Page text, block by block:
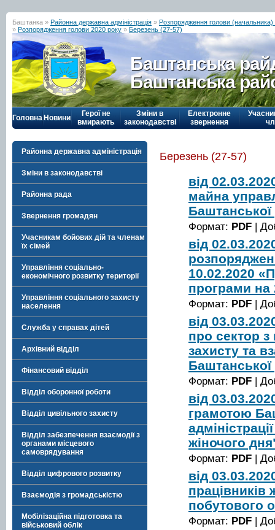
Баштанка » Районна державна адміністрація » Розпорядження голови (начальника)
» Розпорядження голови 2020 року » Березень (27-57)
Баштанська
Баштанська
Головна Новини
Герої не
вмирають
Зміни в
законодавстві
Електронне
звернення
Районна державна адміністрація
Зміни в законодавстві
Районна рада
Звернення громадян
Учасникам бойових дій та членам
їх сімей
Управління соціально-
економічного розвитку території
Управління соціального захисту
населення
Служба у справах дітей
Архівний відділ
Фінансовий відділ
Відділ оборонної роботи
Відділ цивільного захисту
Відділ забезпечення взаємодії з
органами місцевого
самоврядування
Відділ цифрового розвитку
Взаємодія з громадськістю
Мобілізаційна підготовка та
військовий облік
Березень (27-57)
від
майна
Баштанської
Формат: PDF |
від
10.02.2020
програми на
Формат: PDF |
від
про сектор з
захисту та
Баштанської
Формат: PDF |
від
грамотою
жіночого
Формат: PDF |
від
працівників
побутового
Формат: PDF |